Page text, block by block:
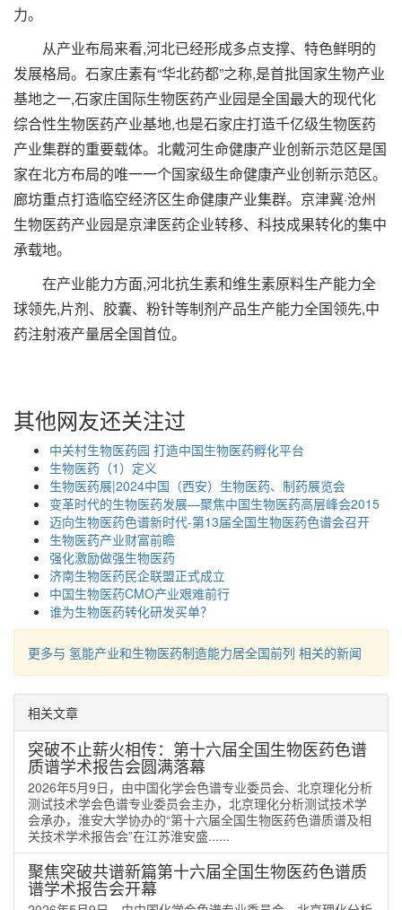
力。
从产业布局来看,河北已经形成多点支撑、特色鲜明的
发展格局。石家庄素有“华北药都”之称,是首批国家生物产业
基地之一,石家庄国际生物医药产业园是全国最大的现代化
综合性生物医药产业基地,也是石家庄打造千亿级生物医药
产业集群的重要载体。北戴河生命健康产业创新示范区是国
家在北方布局的唯一一个国家级生命健康产业创新示范区。
廊坊重点打造临空经济区生命健康产业集群。京津冀·沧州
生物医药产业园是京津医药企业转移、科技成果转化的集中
承载地。
在产业能力方面,河北抗生素和维生素原料生产能力全
球领先,片剂、胶囊、粉针等制剂产品生产能力全国领先,中
药注射液产量居全国首位。
其他网友还关注过
中关村生物医药园 打造中国生物医药孵化平台
生物医药（1）定义
生物医药展|2024中国（西安）生物医药、制药展览会
变革时代的生物医药发展—聚焦中国生物医药高层峰会2015
迈向生物医药色谱新时代-第13届全国生物医药色谱会召开
生物医药产业财富前瞻
强化激励做强生物医药
济南生物医药民企联盟正式成立
中国生物医药CMO产业艰难前行
谁为生物医药转化研发买单？
更多与 氢能产业和生物医药制造能力居全国前列 相关的新闻
相关文章
突破不止薪火相传：第十六届全国生物医药色谱
质谱学术报告会圆满落幕
2026年5月9日，由中国化学会色谱专业委员会、北京理化分析
测试技术学会色谱专业委员会主办，北京理化分析测试技术学
会承办，淮安大学协办的“第十六届全国生物医药色谱质谱及相
关技术学术报告会”在江苏淮安盛......
聚焦突破共谱新篇第十六届全国生物医药色谱质
谱学术报告会开幕